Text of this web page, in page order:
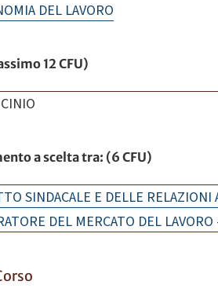
DEL LAVORO
12 CFU)
a scelta tra: (6 CFU)
SINDACALE E DELLE RELAZIONI
DEL MERCATO DEL